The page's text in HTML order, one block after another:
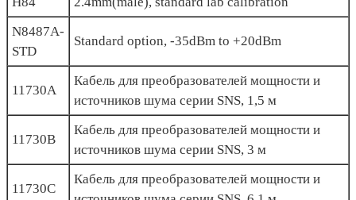
N8487A-
STD
Standard option, -35dBm to +20dBm
11730A
Кабель для преобразователей мощности и
источников шума серии SNS, 1,5 м
11730B
Кабель для преобразователей мощности и
источников шума серии SNS, 3 м
11730C
Кабель для преобразователей мощности и